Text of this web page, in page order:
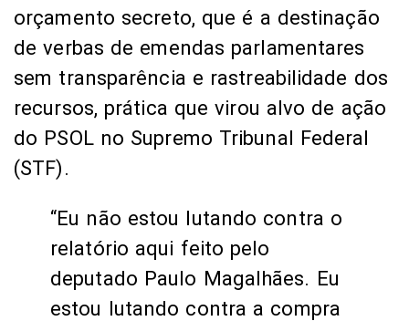
orçamento secreto, que é a destinação
de verbas de emendas parlamentares
sem transparência e rastreabilidade dos
recursos, prática que virou alvo de ação
do PSOL no Supremo Tribunal Federal
(STF).
“Eu não estou lutando contra o
relatório aqui feito pelo
deputado Paulo Magalhães. Eu
estou lutando contra a compra